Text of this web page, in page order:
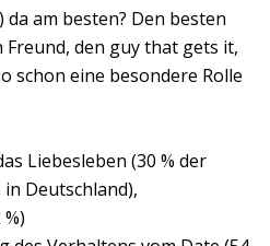
da am besten? Den besten
den guy that gets it,
schon eine besondere Rolle
Liebesleben (30 % der
Deutschland),